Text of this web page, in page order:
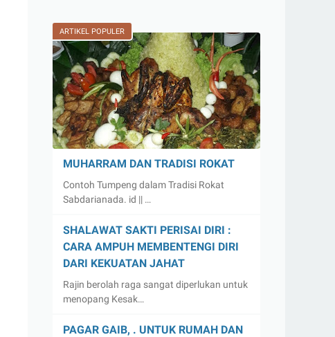
ARTIKEL POPULER
MUHARRAM DAN TRADISI ROKAT
Contoh Tumpeng dalam Tradisi Rokat
Sabdarianada. id || …
SHALAWAT SAKTI PERISAI DIRI :
CARA AMPUH MEMBENTENGI DIRI
DARI KEKUATAN JAHAT
Rajin berolah raga sangat diperlukan untuk
menopang Kesak…
PAGAR GAIB, . UNTUK RUMAH DAN